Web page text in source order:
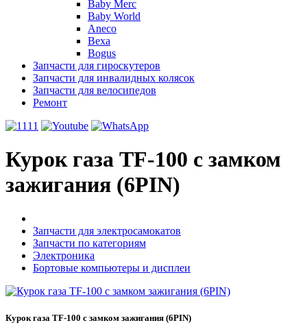
Baby Merc
Baby World
Aneco
Bexa
Bogus
Запчасти для гироскутеров
Запчасти для инвалидных колясок
Запчасти для велосипедов
Ремонт
Курок газа TF-100 с замком
зажигания (6PIN)
Запчасти для электросамокатов
Запчасти по категориям
Электроника
Бортовые компьютеры и дисплеи
Курок газа TF-100 с замком зажигания (6PIN)